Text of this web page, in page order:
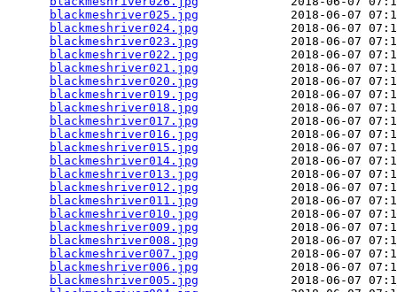
blackmeshriver025.jpg
2018-06-07
blackmeshriver024.jpg
2018-06-07
blackmeshriver023.jpg
2018-06-07
blackmeshriver022.jpg
2018-06-07
blackmeshriver021.jpg
2018-06-07
blackmeshriver020.jpg
2018-06-07
blackmeshriver019.jpg
2018-06-07
blackmeshriver018.jpg
2018-06-07
blackmeshriver017.jpg
2018-06-07
blackmeshriver016.jpg
2018-06-07
blackmeshriver015.jpg
2018-06-07
blackmeshriver014.jpg
2018-06-07
blackmeshriver013.jpg
2018-06-07
blackmeshriver012.jpg
2018-06-07
blackmeshriver011.jpg
2018-06-07
blackmeshriver010.jpg
2018-06-07
blackmeshriver009.jpg
2018-06-07
blackmeshriver008.jpg
2018-06-07
blackmeshriver007.jpg
2018-06-07
blackmeshriver006.jpg
2018-06-07
blackmeshriver005.jpg
2018-06-07